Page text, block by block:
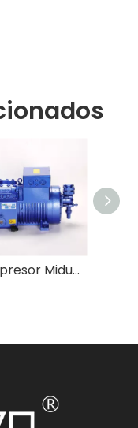
Compresor Midume de hierro fundido RFC de 4 cilindros